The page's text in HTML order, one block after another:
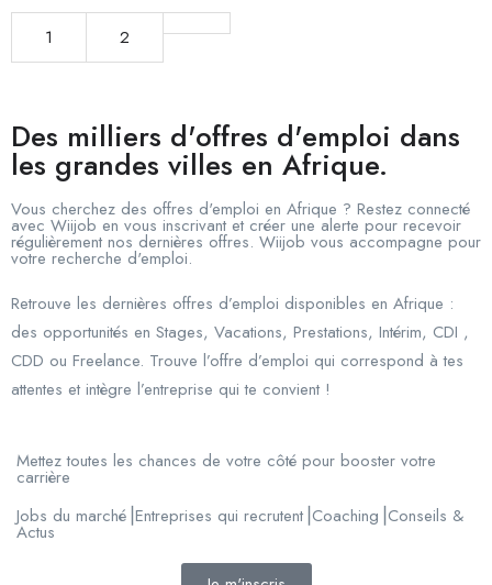
1 2
Des milliers d'offres d'emploi dans
les grandes villes en Afrique.
Vous cherchez des offres d'emploi en Afrique ? Restez connecté
avec Wiijob en vous inscrivant et créer une alerte pour recevoir
régulièrement nos dernières offres. Wiijob vous accompagne pour
votre recherche d'emploi.
Retrouve les dernières offres d’emploi disponibles en Afrique :
des opportunités en Stages, Vacations, Prestations, Intérim, CDI ,
CDD ou Freelance. Trouve l’offre d’emploi qui correspond à tes
attentes et intègre l’entreprise qui te convient !
Mettez toutes les chances de votre côté pour booster votre
carrière
Jobs du marché⎟Entreprises qui recrutent⎟Coaching⎟Conseils &
Actus